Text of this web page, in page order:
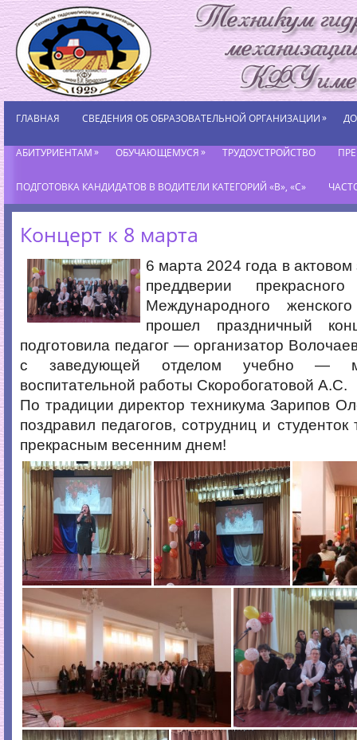
ГЛАВНАЯ СВЕДЕНИЯ ОБ ОБРАЗОВАТЕЛЬНОЙ ОРГАНИЗАЦИИ»
АБИТУРИЕНТАМ» ОБУЧАЮЩЕМУСЯ» ТРУДОУСТРОЙСТВО
ПОДГОТОВКА КАНДИДАТОВ В ВОДИТЕЛИ КАТЕГОРИЙ «В», «С»
Концерт к 8 марта
6 марта 2024 года в
преддверии
Международного
прошел праздничный
подготовила педагог — организатор
с заведующей отделом учебно —
воспитательной работы Скоробогатовой А.С.
По традиции директор техникума Зарипов
поздравил педагогов, сотрудниц и
прекрасным весенним днем!